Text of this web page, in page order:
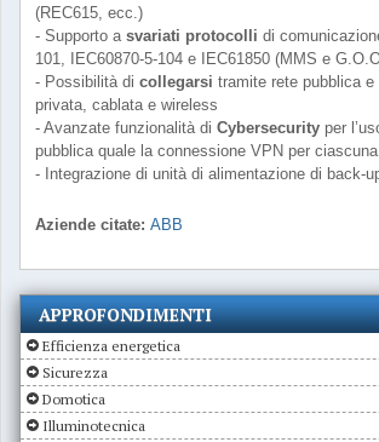
(REC615, ecc.)
- Supporto a svariati protocolli di
101, IEC60870-5-104 e IEC61850 (MMS e
- Possibilità di collegarsi tramite rete pubblica
privata, cablata e wireless
- Avanzate funzionalità di Cybersecurity per
pubblica quale la connessione VPN per
- Integrazione di unità di alimentazione di back-
Aziende citate: ABB
APPROFONDIMENTI
Efficienza energetica
Sicurezza
Domotica
Illuminotecnica